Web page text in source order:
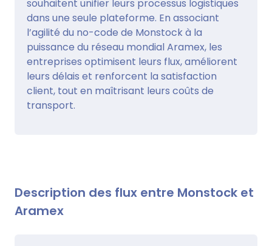
souhaitent unifier leurs processus logistiques
dans une seule plateforme. En associant
l’agilité du no-code de Monstock à la
puissance du réseau mondial Aramex, les
entreprises optimisent leurs flux, améliorent
leurs délais et renforcent la satisfaction
client, tout en maîtrisant leurs coûts de
transport.
Description des flux entre Monstock et
Aramex